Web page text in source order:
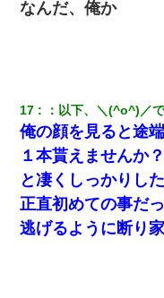
い？音楽聞こえる」と言
ホテルに泊まったんだけ
故私が怒鳴られなきゃい
隣の部屋の住民の母親、
り込んできたみたいで、
さかった。
なんだ、俺か
17 ： 以下、＼(^o^)／
俺の顔を見ると途
１本貰えませんか？
と凄くしっかりし
正直初めての事だ
逃げるように断り